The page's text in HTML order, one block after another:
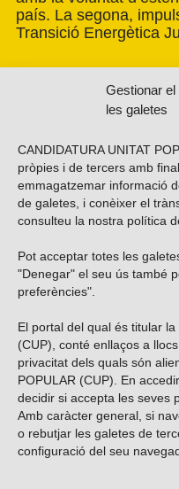
Gestionar
les galetes
CANDIDATURA UNITAT
pròpies i de tercers amb
emmagatzemar informació
de galetes, i conèixer el
consulteu la nostra política
Pot acceptar totes les
"Denegar" el seu ús també
preferències".
El portal del qual és titular la
(CUP), conté enllaços a
privacitat dels quals són
POPULAR (CUP). En
decidir si accepta les seves
Amb caràcter general, si
o rebutjar les galetes de
configuració del seu
país. La segona,
Transició Energètica
Vols
Troba’ns